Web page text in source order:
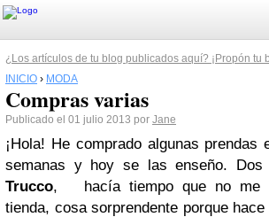
¿Los artículos de tu blog publicados aquí? ¡Propón tu
INICIO › MODA
Compras varias
Publicado el 01 julio 2013 por Jane
¡Hola! He comprado algunas prendas
semanas y hoy se las enseño.
Trucco, hacía tiempo que no me
tienda, cosa sorprendente porque